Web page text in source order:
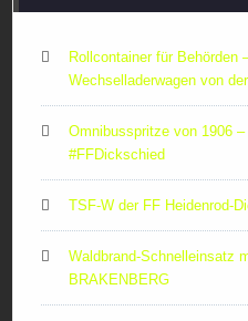
Rollcontainer für Behörden
Wechselladerwagen von
Omnibusspritze von 1906
#FFDickschied
TSF-W der FF Heidenrod-
Waldbrand-Schnelleinsatz
BRAKENBERG